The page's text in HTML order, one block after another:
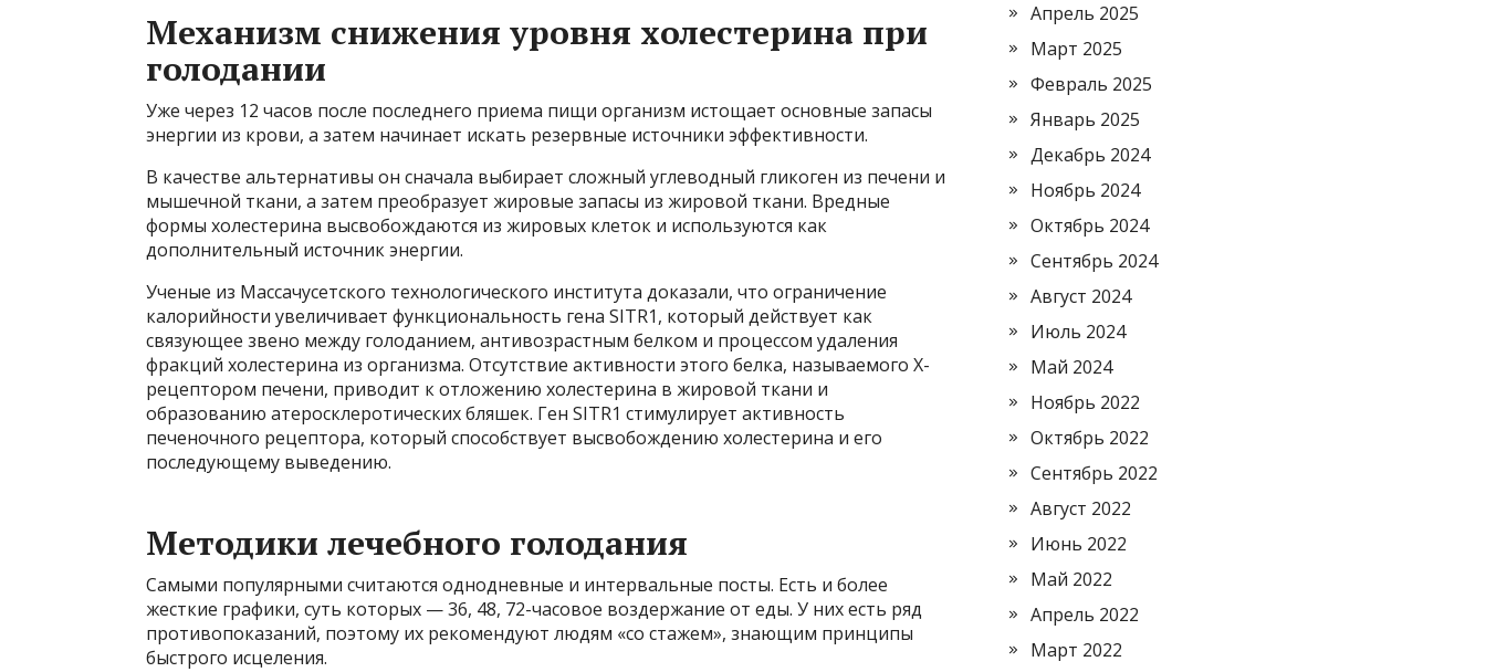
Механизм снижения уровня холестерина при
голодании
Уже через 12 часов после последнего приема пищи организм истощает основные запасы
энергии из крови, а затем начинает искать резервные источники эффективности.
В качестве альтернативы он сначала выбирает сложный углеводный гликоген из печени и
мышечной ткани, а затем преобразует жировые запасы из жировой ткани. Вредные
формы холестерина высвобождаются из жировых клеток и используются как
дополнительный источник энергии.
Ученые из Массачусетского технологического института доказали, что ограничение
калорийности увеличивает функциональность гена SITR1, который действует как
связующее звено между голоданием, антивозрастным белком и процессом удаления
фракций холестерина из организма. Отсутствие активности этого белка, называемого Х-
рецептором печени, приводит к отложению холестерина в жировой ткани и
образованию атеросклеротических бляшек. Ген SITR1 стимулирует активность
печеночного рецептора, который способствует высвобождению холестерина и его
последующему выведению.
Методики лечебного голодания
Самыми популярными считаются однодневные и интервальные посты. Есть и более
жесткие графики, суть которых — 36, 48, 72-часовое воздержание от еды. У них есть ряд
противопоказаний, поэтому их рекомендуют людям «со стажем», знающим принципы
быстрого исцеления.
Апрель 2025
Март 2025
Февраль 2025
Январь 2025
Декабрь 2024
Ноябрь 2024
Октябрь 2024
Сентябрь 2024
Август 2024
Июль 2024
Май 2024
Ноябрь 2022
Октябрь 2022
Сентябрь 2022
Август 2022
Июнь 2022
Май 2022
Апрель 2022
Март 2022